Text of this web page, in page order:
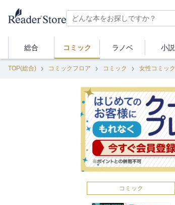
総合 コミック ラノベ 小説
TOP(総合) コミックフロア コミック 女性コミック
コミック